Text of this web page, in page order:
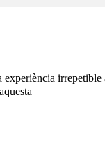
irrepetible